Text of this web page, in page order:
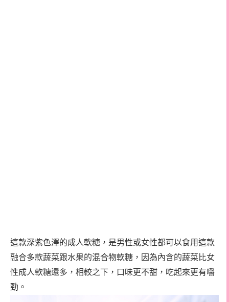
這款深紫色澤的成人軟糖，是男性或女性都可以食用這款
融合多款蔬菜跟水果的混合物軟糖，因為內含的蔬菜比女
性成人軟糖還多，相較之下，口味更不甜，吃起來更有嚼
勁。